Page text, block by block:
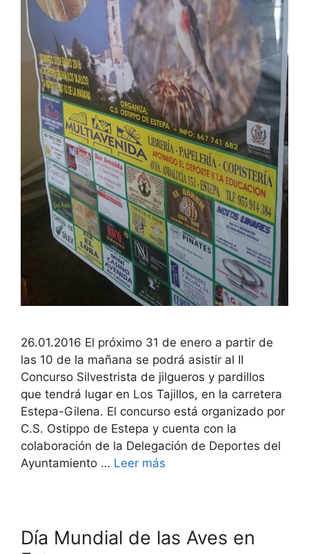
26.01.2016 El próximo 31 de enero a partir de
las 10 de la mañana se podrá asistir al II
Concurso Silvestrista de jilgueros y pardillos
que tendrá lugar en Los Tajillos, en la carretera
Estepa-Gilena. El concurso está organizado por
C.S. Ostippo de Estepa y cuenta con la
colaboración de la Delegación de Deportes del
Ayuntamiento … Leer más
Día Mundial de las Aves en